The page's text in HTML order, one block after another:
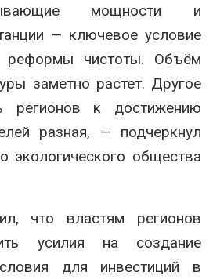
мощности и
— ключевое условие
реформы чистоты. Объём
заметно растет. Другое
регионов к достижению
разная, — подчеркнул
экологического общества
что властям регионов
усилия на создание
для инвестиций в